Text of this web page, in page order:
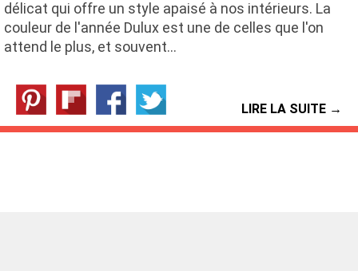
délicat qui offre un style apaisé à nos intérieurs. La
couleur de l'année Dulux est une de celles que l'on
attend le plus, et souvent…
LIRE LA SUITE →